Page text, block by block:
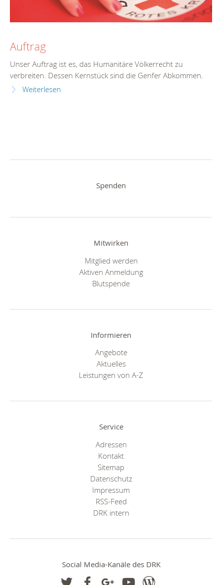
Auftrag
Unser Auftrag ist es, das Humanitäre Völkerrecht zu
verbreiten. Dessen Kernstück sind die Genfer Abkommen.
Weiterlesen
Spenden
Mitwirken
Mitglied werden
Aktiven Anmeldung
Blutspende
Informieren
Angebote
Aktuelles
Leistungen von A-Z
Service
Adressen
Kontakt
Sitemap
Datenschutz
Impressum
RSS-Feed
DRK intern
Social Media-Kanäle des DRK